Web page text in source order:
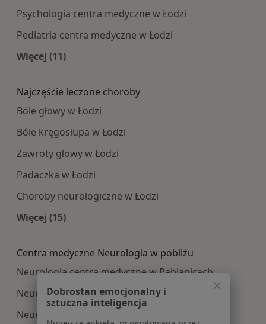
Psychologia centra medyczne w Łodzi
Pediatria centra medyczne w Łodzi
Więcej (11)
Najczęście leczone choroby
Bóle głowy w Łodzi
Bóle kręgosłupa w Łodzi
Zawroty głowy w Łodzi
Padaczka w Łodzi
Choroby neurologiczne w Łodzi
Więcej (15)
Centra medyczne Neurologia w pobliżu
Neurologia centra medyczne w Pabianicach
Neurologia centra medyczne w Bełchatowie
Neurologia centra medyczne w Zgierzu
Dobrostan emocjonalny i
sztuczna inteligencja